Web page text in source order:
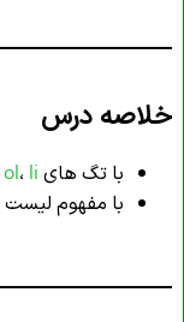
خلاصه درس
با تگ های ol، li
با مفهوم لیست